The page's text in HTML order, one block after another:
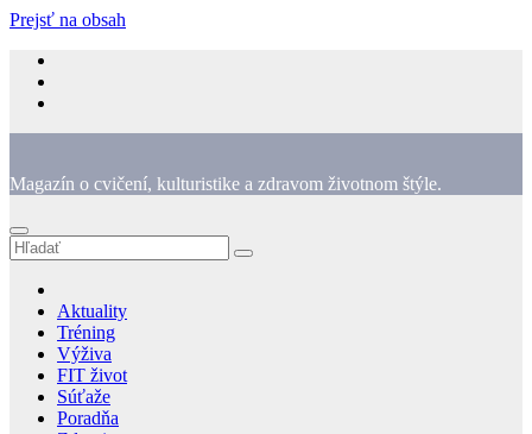
Prejsť na obsah
Magazín o cvičení, kulturistike a zdravom životnom štýle.
Aktuality
Tréning
Výživa
FIT život
Súťaže
Poradňa